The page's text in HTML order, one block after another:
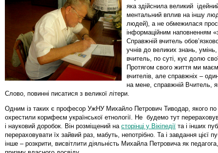
яка здійснила великий
ментальний вплив на іншу
людей), а не обмежилася
інформаційним наповненням
Справжній вчитель
учнів до великих знань,
вчитель, по суті, кує долю
Протягом свого життя ми
вчителів, але справжніх –
на мене, справжній Вчитель,
Слово, повинні писатися з великої літери.
Одним із таких є професор УжНУ Михайло Петрович Тиводар, якого по
охрестили корифеєм української етнології. Не будемо тут
і науковий доробок. Він розміщений на сторінці у Вікіпедії та і інших
перераховувати їх зайвий раз, мабуть, непотрібно. Та і завдання цієї
інше – розкрити, висвітлити діяльність Михайла Петровича як